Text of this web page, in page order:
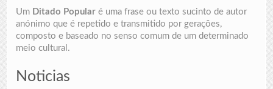
Um Ditado Popular é uma frase ou texto sucinto de autor
anónimo que é repetido e transmitido por gerações,
composto e baseado no senso comum de um determinado
meio cultural.
Noticias